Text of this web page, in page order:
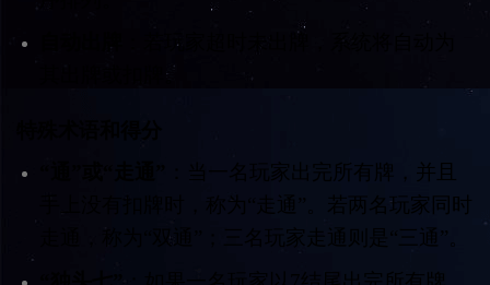
自动出牌
：若玩家超时未出牌，系统将自动为
其出牌或扣牌。
：当一名玩家出完所有牌，并且
手上没有扣牌时，称为“走通”。若两名玩家同时
走通，称为“双通”；三名玩家走通则是“三通”。